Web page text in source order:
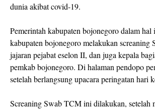
dunia akibat covid-19.
Pemerintah kabupaten bojonegoro dalam hal
kabupaten bojonegoro melakukan screaning
jajaran pejabat eselon II, dan juga kepala
pemkab bojonegoro. Di halaman pendopo
setelah berlangsung upacara peringatan hari
Screaning Swab TCM ini dilakukan, setelah